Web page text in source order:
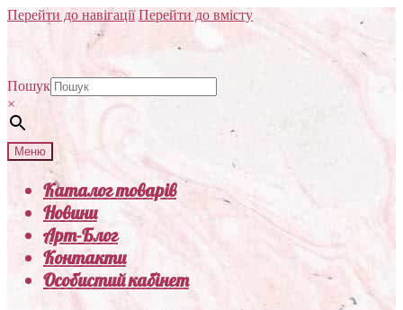
Перейти до навігації Перейти до вмісту
Пошук
×
Меню
Каталог товарів
Новини
Арт-Блог
Контакти
Особистий кабінет